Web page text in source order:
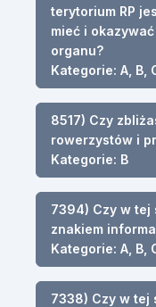
terytorium RP
mieć i
organu?
Kategorie: A, B,
8517) Czy
rowerzystów i
Kategorie: B
7394) Czy w tej
znakiem
Kategorie: A, B,
7338) Czy w tej